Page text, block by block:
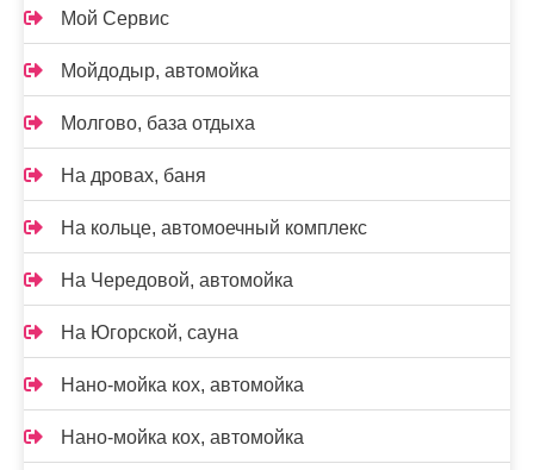
Мой Сервис
Мойдодыр, автомойка
Молгово, база отдыха
На дровах, баня
На кольце, автомоечный комплекс
На Чередовой, автомойка
На Югорской, сауна
Нано-мойка кох, автомойка
Нано-мойка кох, автомойка